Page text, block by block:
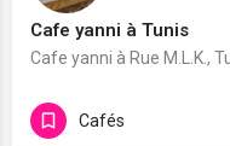
Cafe yanni à Tunis
Cafe yanni à Rue M.L.K.,
Cafés